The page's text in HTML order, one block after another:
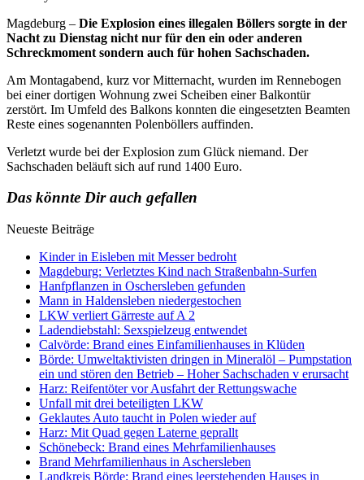
Magdeburg – Die Explosion eines illegalen Böllers sorgte in der
Nacht zu Dienstag nicht nur für den ein oder anderen
Schreckmoment sondern auch für hohen Sachschaden.
Am Montagabend, kurz vor Mitternacht, wurden im Rennebogen
bei einer dortigen Wohnung zwei Scheiben einer Balkontür
zerstört. Im Umfeld des Balkons konnten die eingesetzten Beamten
Reste eines sogenannten Polenböllers auffinden.
Verletzt wurde bei der Explosion zum Glück niemand. Der
Sachschaden beläuft sich auf rund 1400 Euro.
Das könnte Dir auch gefallen
Neueste Beiträge
Kinder in Eisleben mit Messer bedroht
Magdeburg: Verletztes Kind nach Straßenbahn-Surfen
Hanfpflanzen in Oschersleben gefunden
Mann in Haldensleben niedergestochen
LKW verliert Gärreste auf A 2
Ladendiebstahl: Sexspielzeug entwendet
Calvörde: Brand eines Einfamilienhauses in Klüden
Börde: Umweltaktivisten dringen in Mineralöl – Pumpstation
ein und stören den Betrieb – Hoher Sachschaden v erursacht
Harz: Reifentöter vor Ausfahrt der Rettungswache
Unfall mit drei beteiligten LKW
Geklautes Auto taucht in Polen wieder auf
Harz: Mit Quad gegen Laterne geprallt
Schönebeck: Brand eines Mehrfamilienhauses
Brand Mehrfamilienhaus in Aschersleben
Landkreis Börde: Brand eines leerstehenden Hauses in